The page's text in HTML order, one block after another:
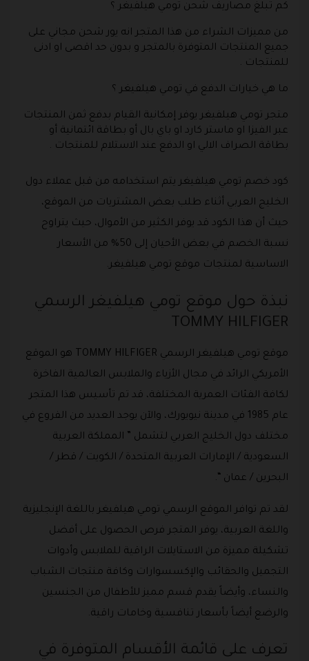
كم تبلغ مصاريف شحن تومي هيلفيغر ؟
من مميزات الشراء من هذا المتجر انه يور شحن مجاني على
جميع المنتجات المتوفرة بالمتجر و بدون حد اقصى او ادنى
للمنتجات .
ما هي خيارات الدفع في تومي هيلفيغر ؟
متجر تومي هيلفيغر يوفر إمكانية القيام بدفع ثمن المنتجات
عبر الفيزا او ماستر كارد او باي بال أو بطاقة ائتمانية أو
بطاقة الصراف الالي او الدفع عند الاستلام للمنتجات .
كود خصم تومي هيلفيغر يتم استخدامه من قبل عملاء دول
الخليج العربي أثناء طلب بعض المشتريات من الموقع،
حيث أن هذا الكود قد يوفر الكثير من الأموال، حيث يتراوح
نسبة الخصم في بعض الأحيان إلى 50% من الأسعار
الاساسية لمنتجات موقع تومي هيلفيغر.
نبذة حول موقع تومي هيلفيغر الرسمي
TOMMY HILFIGER
موقع تومي هيلفيغر الرسمي TOMMY HILFIGER هو الموقع
الأمريكي الرائد في مجال الأزياء والملابس العالمية الفاخرة
لكافة الفئات العمرية المختلفة، قد تم تأسيس هذا المتجر
عام 1985 في مدينة نيويورك، والآن يوجد العديد من الفروع في
مختلف دول الخليج العربي لتشمل ” المملكة العربية
السعودية / الإمارات العربية المتحدة / الكويت / قطر /
البحرين / عمان “.
لقد تم توافر الموقع الرسمي تومي هيلفيغر باللغة الإنجليزية
واللغة العربية، يوفر المتجر فرص الحصول على أفضل
تشكيلة مميزة من الاستايلات الراقية للملابس وأدوات
التجميل والحقائب والإكسسوارات وكافة منتجات الشباب
والنساء، وأيضاً يقدم قسم مميز للأطفال من الجنسين
والرضع أيضاً بأسعار تنافسية وخامات راقية.
تعرف على قائمة الأقسام المتوفرة في